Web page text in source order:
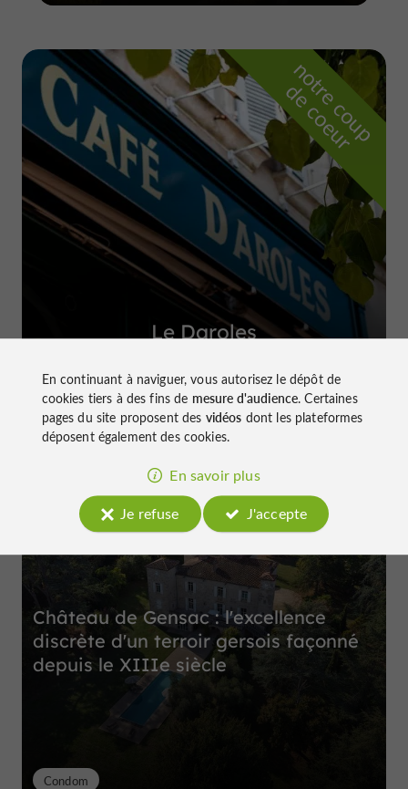
n
o
t
r
e
c
o
u
p
d
e
c
o
e
u
r
Le Daroles
Top expériences
Château de Gensac : l'excellence
discrète d'un terroir gersois façonné
depuis le XIIIe siècle
Condom
En continuant à naviguer, vous autorisez le dépôt de
cookies tiers à des fins de mesure d'audience. Certaines
pages du site proposent des vidéos dont les plateformes
déposent également des cookies.
En savoir plus
Je refuse
J'accepte